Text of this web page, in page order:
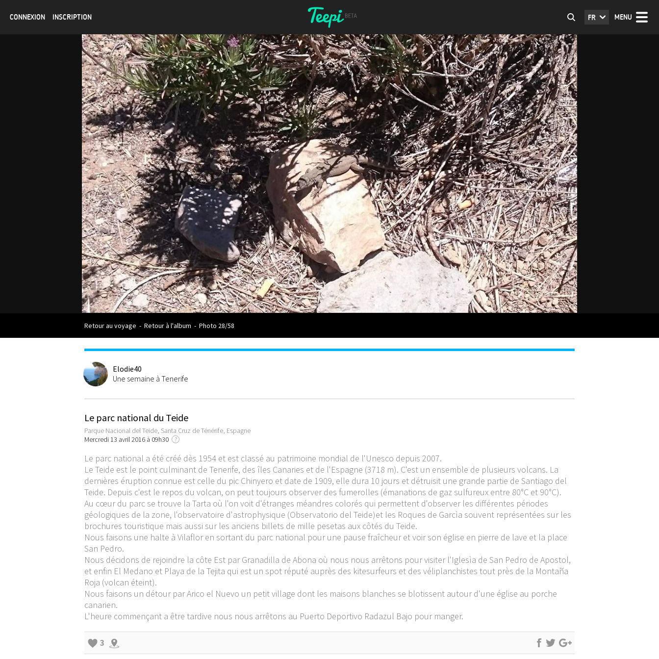
CONNEXION INSCRIPTION MENU
FR
Retour au voyage - Retour à l'album - Photo 28/58
Elodie40
Une semaine à Tenerife
Le parc national du Teide
Parque Nacional del Teide, Santa Cruz de Ténérife, Espagne
Mercredi 13 avril 2016 à 09h30
?
Le parc national a été créé dès 1954 et est classé au patrimoine mondial de l'Unesco depuis 2007.
Le Teide est le point culminant de Tenerife, des îles Canaries et de l'Espagne (3718 m). C'est un ensemble de plusieurs volcans. La
dernières éruption connue est celle du pic Chinyero et date de 1909, elle dura 10 jours et détruisit une grande partie de Santiago del
Teide. Depuis c'est le repos du volcan, on peut toujours observer des fumerolles (émanations de gaz sulfureux entre 80°C et 90°C).
Au cœur du parc se trouve la Tarta où l'on voit d'étranges méandres colorés qui permettent d'observer les différentes périodes
géologiques de la zone, l'observatoire d'astrophysique (Observatorio del Teide)et les Roques de Garcìa souvent représentées sur les
brochures touristique mais aussi sur les anciens billets de mille pesetas aux côtés du Teide.
Nous faisons une halte à Vilaflor en sortant du parc national pour une pause fraîcheur et voir son église en pierre de lave et la place
San Pedro.
Nous décidons de rejoindre la côte Est par Granadilla de Abona où nous nous arrêtons pour visiter l'Iglesìa de San Pedro de Apostol,
et enfin El Medano et Playa de la Tejita qui est un spot réputé auprès des kitesurfeurs et des véliplanchistes tout près de la Montaña
Roja (volcan éteint).
Nous faisons un détour par Arico el Nuevo un petit village dont les maisons blanches se blotissent autour d'une église au porche
canarien.
L'heure commençant a être tardive nous nous arrêtons au Puerto Deportivo Radazul Bajo pour manger.
3